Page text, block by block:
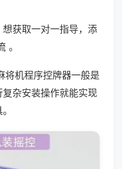
获取一对一指导，添
。
将机程序控牌器一般是
杂安装操作就能实现